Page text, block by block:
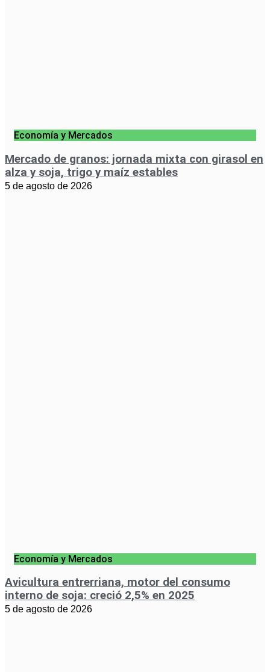
Economía y Mercados
Mercado de granos: jornada mixta con girasol en
alza y soja, trigo y maíz estables
5 de agosto de 2026
Economía y Mercados
Avicultura entrerriana, motor del consumo
interno de soja: creció 2,5% en 2025
5 de agosto de 2026